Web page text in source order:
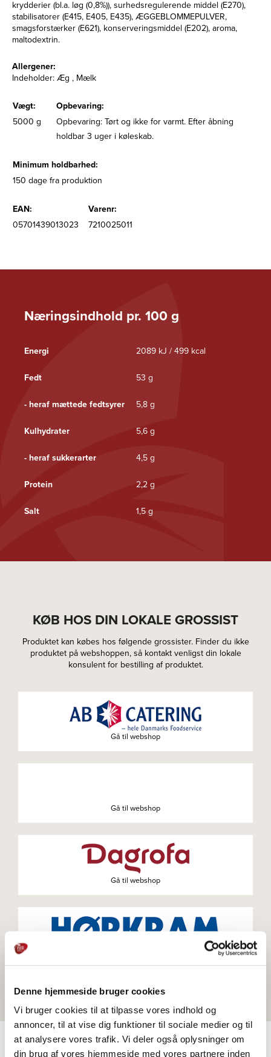
Denne hjemmeside bruger cookies
Vi bruger cookies til at tilpasse vores indhold og
annoncer, til at vise dig funktioner til sociale medier og til
at analysere vores trafik. Vi deler også oplysninger om
din brug af vores hjemmeside med vores partnere inden
Næringsindhold pr. 100 g
Energi 2089 kJ / 499 kcal
Fedt 53 g
- heraf mættede fedtsyrer 5,8 g
Kulhydrater 5,6 g
- heraf sukkerarter 4,5 g
Protein 2,2 g
Salt 1,5 g
krydderier (bl.a. løg (0,8%)), surhedsregulerende middel (E270),
stabilisatorer (E415, E405, E435), ÆGGEBLOMMEPULVER,
smagsforstærker (E621), konserveringsmiddel (E202), aroma,
maltodextrin.
Allergener:
Indeholder: Æg , Mælk
Vægt:
Opbevaring:
5000 g
Opbevaring: Tørt og ikke for varmt. Efter åbning
holdbar 3 uger i køleskab.
Minimum holdbarhed:
150 dage fra produktion
EAN:
Varenr:
05701439013023
7210025011
KØB HOS DIN LOKALE GROSSIST
Produktet kan købes hos følgende grossister. Finder du ikke
produktet på webshoppen, så kontakt venligst din lokale
konsulent for bestilling af produktet.
Gå til webshop
Gå til webshop
Gå til webshop